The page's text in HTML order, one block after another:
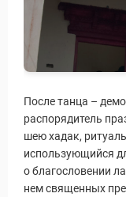
После танца –
распорядитель
шею хадак,
использующийся
о благословении
нем священных